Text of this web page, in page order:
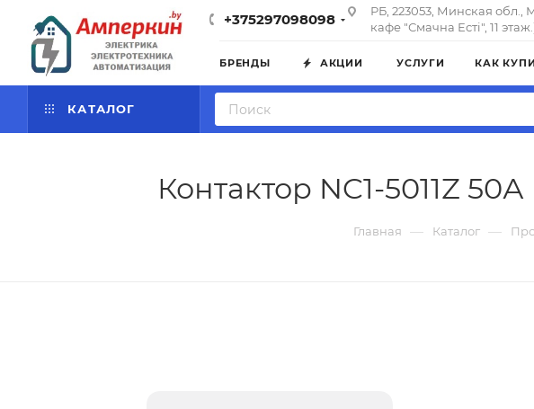
+375297098098
РБ, 223053, Минская обл.,
кафе "Смачна Естi", 11
БРЕНДЫ АКЦИИ УСЛУГИ КАК
КАТАЛОГ
Контактор NC1-5011Z
Главная — Каталог —